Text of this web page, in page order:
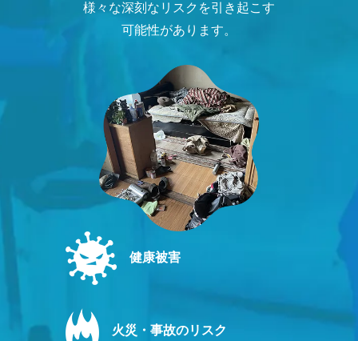
様々な深刻なリスクを引き起こす
可能性があります。
健康被害
火災・事故のリスク